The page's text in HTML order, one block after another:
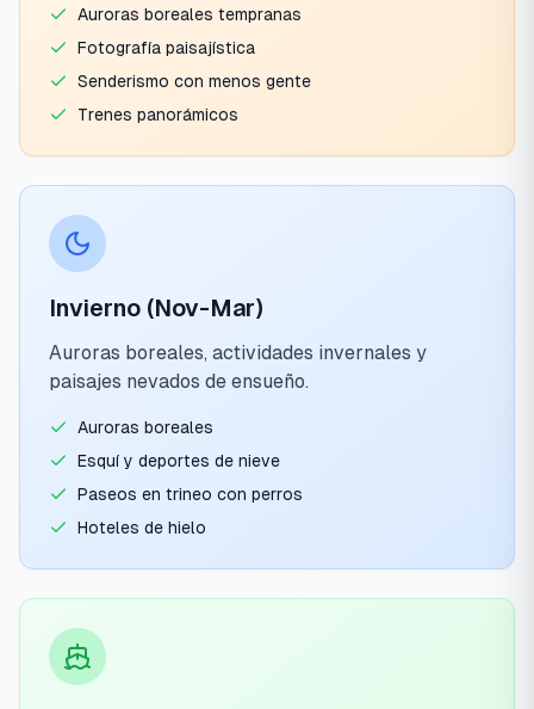
Auroras boreales tempranas
Fotografía paisajística
Senderismo con menos gente
Trenes panorámicos
Invierno (Nov-Mar)
Auroras boreales, actividades invernales y
paisajes nevados de ensueño.
Auroras boreales
Esquí y deportes de nieve
Paseos en trineo con perros
Hoteles de hielo